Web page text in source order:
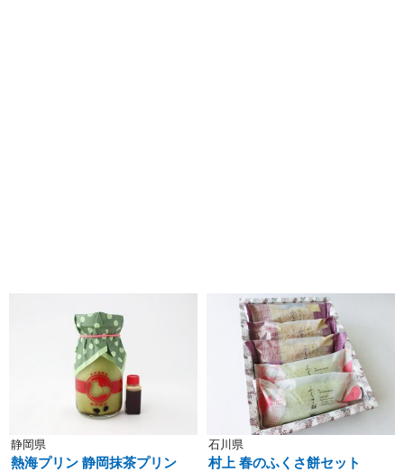
静岡県
熱海プリン 静岡抹茶プリン
石川県
村上 春のふくさ餅セット